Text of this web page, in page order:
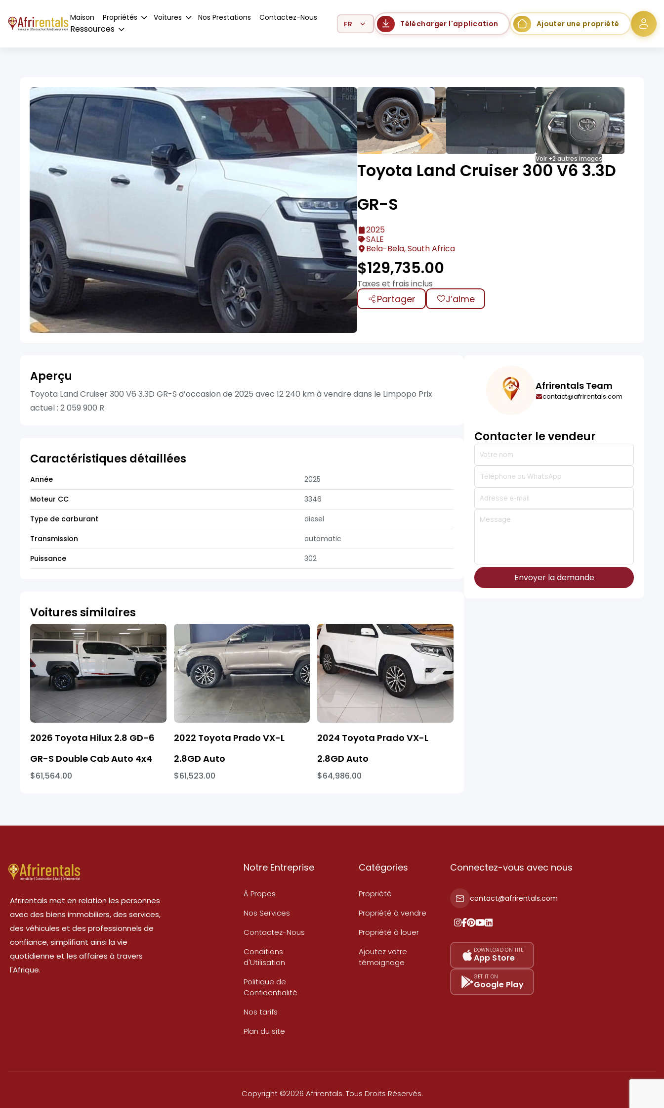
Maison Propriétés Voitures Nos Prestations Contactez-Nous
Ressources
Select Language Télécharger l'application Ajouter une propriété
Voir +2 autres images
Toyota Land Cruiser 300 V6 3.3D
GR-S
2025
SALE
Bela-Bela, South Africa
$129,735.00
Taxes et frais inclus
Partager J’aime
Aperçu
Toyota Land Cruiser 300 V6 3.3D GR-S d’occasion de 2025 avec 12 240 km à vendre dans le Limpopo Prix
actuel : 2 059 900 R.
Caractéristiques détaillées
Année
2025
Moteur CC
3346
Type de carburant
diesel
Transmission
automatic
Puissance
302
Voitures similaires
2026 Toyota Hilux 2.8 GD-6
GR-S Double Cab Auto 4x4
$61,564.00
2022 Toyota Prado VX-L
2.8GD Auto
$61,523.00
2024 Toyota Prado VX-L
2.8GD Auto
$64,986.00
Afrirentals Team
contact@afrirentals.com
Contacter le vendeur
Envoyer la demande
Afrirentals met en relation les personnes
avec des biens immobiliers, des services,
des véhicules et des professionnels de
confiance, simplifiant ainsi la vie
quotidienne et les affaires à travers
l'Afrique.
Notre Entreprise
À Propos
Nos Services
Contactez-Nous
Conditions
d'Utilisation
Politique de
Confidentialité
Nos tarifs
Plan du site
Catégories
Propriété
Propriété à vendre
Propriété à louer
Ajoutez votre
témoignage
Connectez-vous avec nous
contact@afrirentals.com
DOWNLOAD ON THE
App Store
GET IT ON
Google Play
Copyright ©2026 Afrirentals. Tous Droits Réservés.